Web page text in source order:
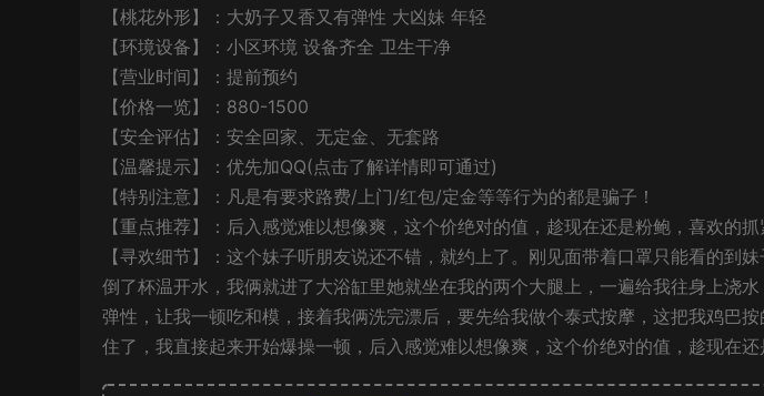
【桃花外形】：大奶子又香又有弹性 大凶妹 年轻
【环境设备】：小区环境 设备齐全 卫生干净
【营业时间】：提前预约
【价格一览】：880-1500
【安全评估】：安全回家、无定金、无套路
【温馨提示】：优先加QQ(点击了解详情即可通过)
【特别注意】：凡是有要求路费/上门/红包/定金等等行为的都是骗子！
【重点推荐】：后入感觉难以想像爽，这个价绝对的值，趁现在还是粉鲍，喜欢的抓
【寻欢细节】：这个妹子听朋友说还不错，就约上了。刚见面带着口罩只能看的到
倒了杯温开水，我俩就进了大浴缸里她就坐在我的两个大腿上，一遍给我往身上浇
弹性，让我一顿吃和模，接着我俩洗完漂后，要先给我做个泰式按摩，这把我鸡巴
住了，我直接起来开始爆操一顿，后入感觉难以想像爽，这个价绝对的值，趁现在还